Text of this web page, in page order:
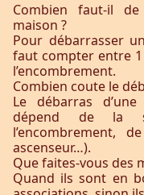
Combien faut-il
maison ?
Pour débarrasser
faut compter entre
l’encombrement.
Combien coute le
Le débarras
dépend de la
l’encombrement,
ascenseur…).
Que faites-vous des
Quand ils sont en